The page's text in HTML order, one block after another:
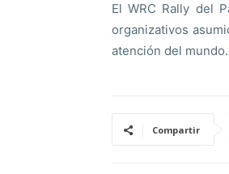
El WRC Rally del
organizativos
atención del mundo.
Compartir